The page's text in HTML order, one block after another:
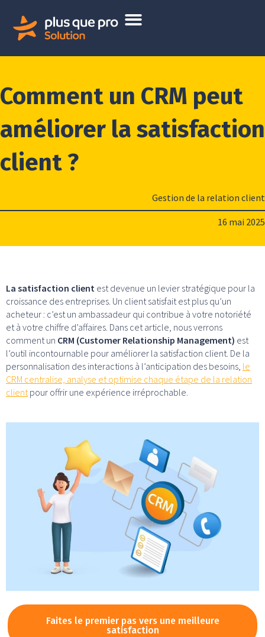
Comment un CRM peut
améliorer la satisfaction
client ?
Gestion de la relation client
16 mai 2025
La satisfaction client est devenue un levier stratégique pour la
croissance des entreprises. Un client satisfait est plus qu’un
acheteur : c’est un ambassadeur qui contribue à votre notoriété
et à votre chiffre d’affaires. Dans cet article, nous verrons
comment un CRM (Customer Relationship Management) est
l’outil incontournable pour améliorer la satisfaction client. De la
personnalisation des interactions à l’anticipation des besoins, le
CRM centralise, analyse et optimise chaque étape de la relation
client pour offrir une expérience irréprochable.
Faites le premier pas vers une meilleure
satisfaction